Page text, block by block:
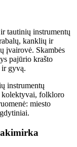
tautinių instrumentų
kanklių ir
įvairovė. Skambės
pajūrio krašto
ir gyvą.
instrumentų
kolektyvai, folkloro
miesto
akimirka